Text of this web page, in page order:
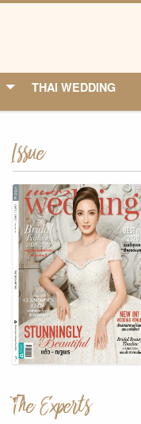
THAI WEDDING
Issue
The Experts